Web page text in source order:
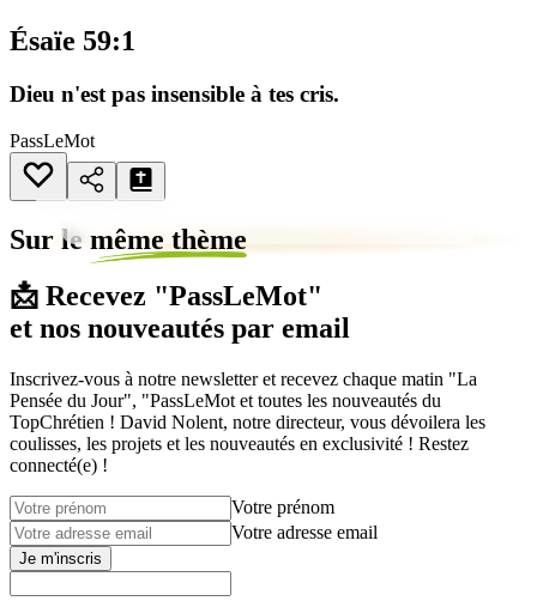
Ésaïe 59:1
Dieu n'est pas insensible à tes cris.
PassLeMot
Sur le même thème
📩 Recevez "PassLeMot"
et nos nouveautés par email
Inscrivez-vous à notre newsletter et recevez chaque matin "La
Pensée du Jour", "PassLeMot et toutes les nouveautés du
TopChrétien ! David Nolent, notre directeur, vous dévoilera les
coulisses, les projets et les nouveautés en exclusivité ! Restez
connecté(e) !
Votre prénom
Votre adresse email
Je m'inscris